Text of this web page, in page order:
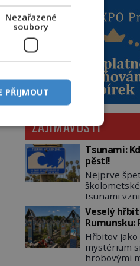
ZAJÍMAVOSTI
Tsunami:
pěstí!
Nejprve
tsunami
japonských
(přístav) a
Jedná se o
která je na
takřka
Ačkoli je
Veselý
Rumunsku:
pohřební
nouzí?
Hřbitov
mystérium
hrobovými
Nezařazené
soubory
PŘIJMOUT